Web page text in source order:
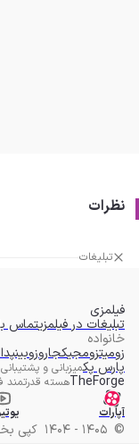
نظرات
تبلیغات
فیلمزی
تبلیغات در فیلمزیتماس
خانواده
زومیتزومجیکجاروزوبین
پارس پکمیزبانی و پشتیبانی
TheForgeهسته قدرتمند
آپارات
©
1405 - 1404
کپی